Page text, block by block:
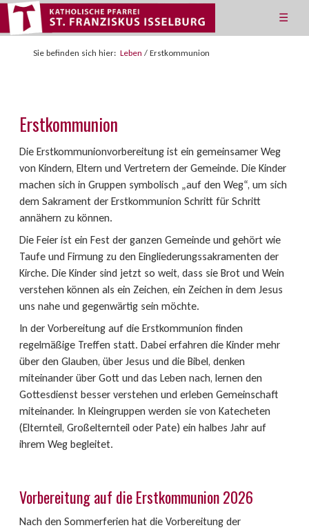
☰
Sie befinden sich hier: Leben / Erstkommunion
Erstkommunion
Die Erstkommunionvorbereitung ist ein gemeinsamer Weg
von Kindern, Eltern und Vertretern der Gemeinde. Die Kinder
machen sich in Gruppen symbolisch „auf den Weg“, um sich
dem Sakrament der Erstkommunion Schritt für Schritt
annähern zu können.
Die Feier ist ein Fest der ganzen Gemeinde und gehört wie
Taufe und Firmung zu den Eingliederungssakramenten der
Kirche. Die Kinder sind jetzt so weit, dass sie Brot und Wein
verstehen können als ein Zeichen, ein Zeichen in dem Jesus
uns nahe und gegenwärtig sein möchte.
In der Vorbereitung auf die Erstkommunion finden
regelmäßige Treffen statt. Dabei erfahren die Kinder mehr
über den Glauben, über Jesus und die Bibel, denken
miteinander über Gott und das Leben nach, lernen den
Gottesdienst besser verstehen und erleben Gemeinschaft
miteinander. In Kleingruppen werden sie von Katecheten
(Elternteil, Großelternteil oder Pate) ein halbes Jahr auf
ihrem Weg begleitet.
Vorbereitung auf die Erstkommunion 2026
Nach den Sommerferien hat die Vorbereitung der